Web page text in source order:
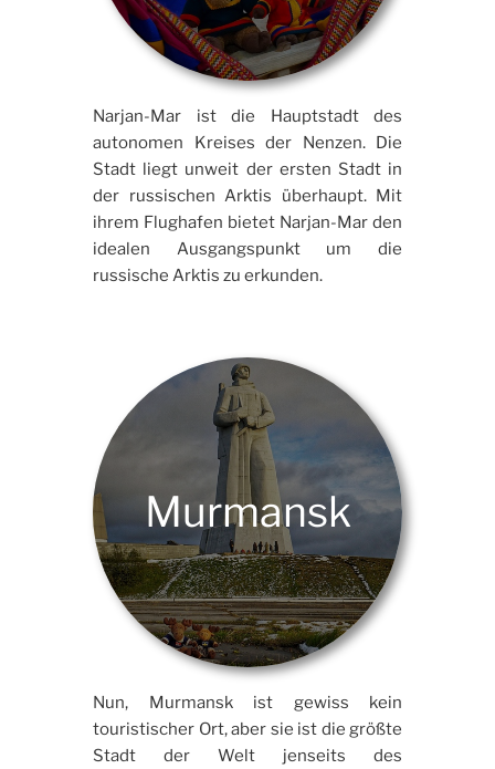
Narjan-Mar ist die Hauptstadt des
autonomen Kreises der Nenzen. Die
Stadt liegt unweit der ersten Stadt in
der russischen Arktis überhaupt. Mit
ihrem Flughafen bietet Narjan-Mar den
idealen Ausgangspunkt um die
russische Arktis zu erkunden.
Murmansk
Nun, Murmansk ist gewiss kein
touristischer Ort, aber sie ist die größte
Stadt der Welt jenseits des